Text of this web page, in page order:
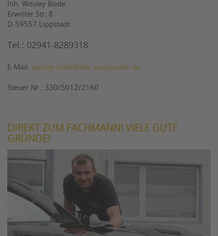
Inh. Wesley Bode
Erwitter Str. 8
D-59557 Lippstadt
Tel.: 02941-8289318
E-Mail: wesley.bode@der-autoputzer.de
Steuer Nr.: 330/5012/2160
DIREKT ZUM FACHMANN! VIELE GUTE
GRÜNDE!